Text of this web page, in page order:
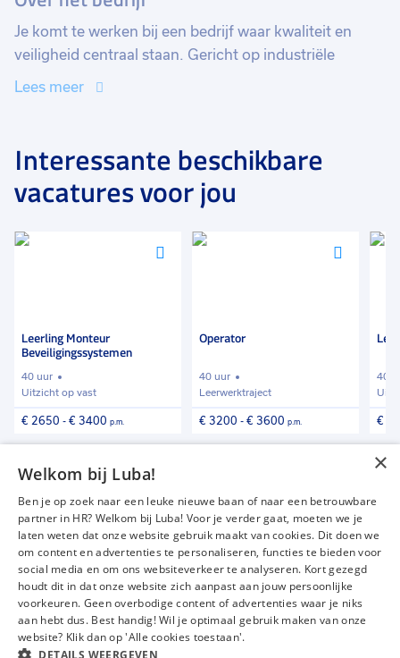
Je komt te werken bij een bedrijf waar kwaliteit en
veiligheid centraal staan. Gericht op industriële
reiniging. Er wordt volop geïnvesteerd in kennis en
gewaardeerd. Om een teamgevoel te behouden zijn er
diverse activiteiten zoals een barbecue,
sinterklaasviering, visfestijn en darttoernooi om al je
reinigt installaties waar er bijvoorbeeld gewerkt word
met stoffen die niet in het riool terecht mogen komen,
Lees meer
Interessante beschikbare
vacatures voor jou
Voeg
Leerling Monteur
Beveiligingssystemen
40 uur
Uitzicht op vast
€ 2650 - € 3400 p.m.
Voeg
Operator
40 uur
Leerwerktraject
€ 3200 - € 3600 p.m.
40
€
Vind meer vacatures
Vacatures
Over ons
Werken bij Luba
Voor werkgevers
Mijn Luba
Contact
×
Welkom bij Luba!
Ben je op zoek naar een leuke nieuwe baan of naar een betrouwbare
partner in HR? Welkom bij Luba! Voor je verder gaat, moeten we je
laten weten dat onze website gebruik maakt van cookies. Dit doen we
om content en advertenties te personaliseren, functies te bieden voor
social media en om ons websiteverkeer te analyseren. Kort gezegd
houdt dit in dat onze website zich aanpast aan jouw persoonlijke
voorkeuren. Geen overbodige content of advertenties waar je niks
aan hebt dus. Best handig! Wil je optimaal gebruik maken van onze
website? Klik dan op 'Alle cookies toestaan'.
DETAILS WEERGEVEN